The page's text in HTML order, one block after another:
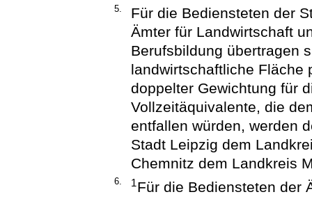
5.
Für die Bediensteten der
Ämter für Landwirtschaft
Berufsbildung übertragen
landwirtschaftliche Fläche
doppelter Gewichtung für
Vollzeitäquivalente, die
entfallen würden, werden
Stadt Leipzig dem
Chemnitz dem Landkreis
6. 1Für die Bediensteten der